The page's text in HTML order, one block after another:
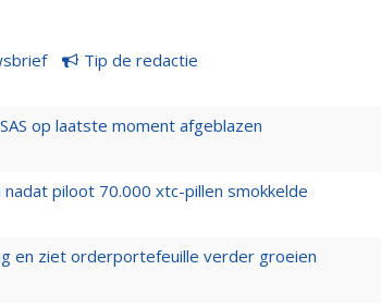
Tip de redactie
op laatste moment afgeblazen
piloot 70.000 xtc-pillen smokkelde
en ziet orderportefeuille verder groeien